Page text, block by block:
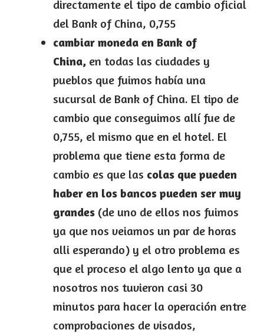
directamente el tipo de cambio oficial
del Bank of China, 0,755
cambiar moneda en Bank of
China, en todas las ciudades y
pueblos que fuimos había una
sucursal de Bank of China. El tipo de
cambio que conseguimos allí fue de
0,755, el mismo que en el hotel. El
problema que tiene esta forma de
cambio es que las colas que pueden
haber en los bancos pueden ser muy
grandes (de uno de ellos nos fuimos
ya que nos veiamos un par de horas
alli esperando) y el otro problema es
que el proceso el algo lento ya que a
nosotros nos tuvieron casi 30
minutos para hacer la operación entre
comprobaciones de visados,